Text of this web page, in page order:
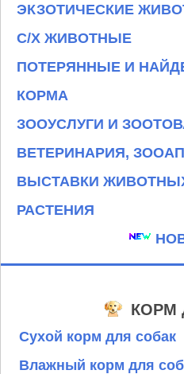
ЭКЗОТИЧЕСКИЕ
С/Х ЖИВОТНЫЕ
ПОТЕРЯННЫЕ И
КОРМА
ЗООУСЛУГИ И
ВЕТЕРИНАРИЯ,
ВЫСТАВКИ
РАСТЕНИЯ
КОРМ
Сухой корм для собак
Влажный корм для